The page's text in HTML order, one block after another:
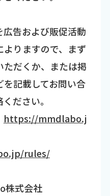
告および販促活動
りますので、まず
ただくか、または掲
記載してお問い合
ださい。
https://mmdlabo.j
rules/
株式会社